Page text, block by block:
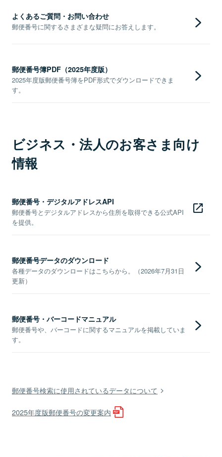
よくあるご質問・お問い合わせ
郵便番号に関するさまざまな疑問にお答えします。
郵便番号簿PDF（2025年度版）
2025年度版郵便番号簿をPDF形式でダウンロードできま
す。
ビジネス・法人のお客さま向け
情報
郵便番号・デジタルアドレスAPI
郵便番号とデジタルアドレスから住所を取得できる公式API
を提供。
郵便番号データのダウンロード
各種データのダウンロードはこちらから。（2026年7月31日
更新）
郵便番号・バーコードマニュアル
郵便番号や、バーコードに関するマニュアルを掲載していま
す。
郵便番号検索に使用されているデータについて
2025年度版郵便番号の変更案内